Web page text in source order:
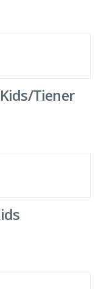
Tiener